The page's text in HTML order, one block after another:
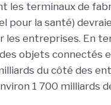
les terminaux de
pour la santé)
les entreprises. En
objets connectés
du côté des
1 700 milliards